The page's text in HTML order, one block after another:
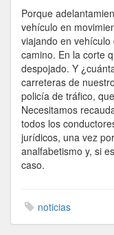
Porque
vehículo en
viajando en
camino. En la corte
despojado. Y
carreteras de
policía de tráfico,
Necesitamos
todos los
jurídicos, una vez
analfabetismo y, si
caso.
noticias